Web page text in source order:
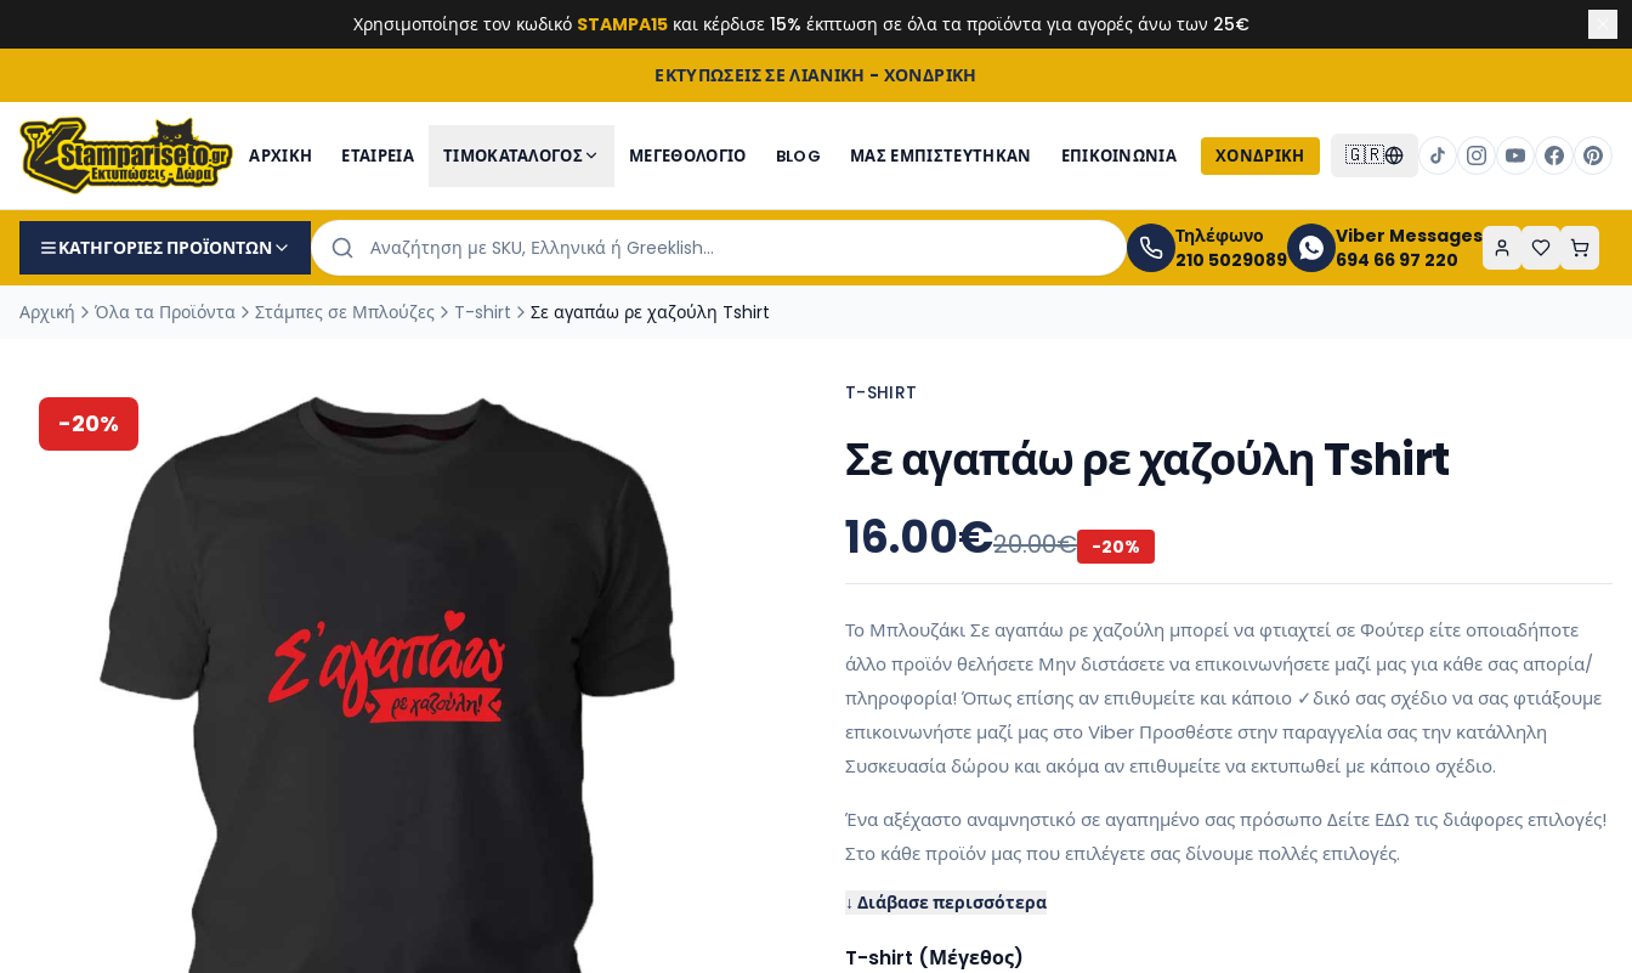
Χρησιμοποίησε τον κωδικό STAMPA15 και κέρδισε 15% έκπτωση σε όλα τα προϊόντα για αγορές άνω των 25€
ΕΚΤΥΠΩΣΕΙΣ ΣΕ ΛΙΑΝΙΚΗ - ΧΟΝΔΡΙΚΗ
ΑΡΧΙΚΗ ΕΤΑΙΡΕΙΑ ΤΙΜΟΚΑΤΑΛΟΓΟΣ ΜΕΓΕΘΟΛΟΓΙΟ BLOG ΜΑΣ ΕΜΠΙΣΤΕΎΤΗΚΑΝ ΕΠΙΚΟΙΝΩΝΙΑ ΧΟΝΔΡΙΚΉ 🇬🇷
ΚΑΤΗΓΟΡΙΕΣ ΠΡΟΪΟΝΤΩΝ
Τηλέφωνο
210 5029089
Viber Messages
694 66 97 220
Αρχική Όλα τα Προϊόντα Στάμπες σε Μπλούζες T-shirt Σε αγαπάω ρε χαζούλη Tshirt
-20%
T-SHIRT
Σε αγαπάω ρε χαζούλη Tshirt
16.00€20.00€ -20%
Το Μπλουζάκι Σε αγαπάω ρε χαζούλη μπορεί να φτιαχτεί σε Φούτερ είτε οποιαδήποτε
άλλο προϊόν θελήσετε Μην διστάσετε να επικοινωνήσετε μαζί μας για κάθε σας απορία/
πληροφορία! Όπως επίσης αν επιθυμείτε και κάποιο ✓δικό σας σχέδιο να σας φτιάξουμε
επικοινωνήστε μαζί μας στο Viber Προσθέστε στην παραγγελία σας την κατάλληλη
Συσκευασία δώρου και ακόμα αν επιθυμείτε να εκτυπωθεί με κάποιο σχέδιο.
Ένα αξέχαστο αναμνηστικό σε αγαπημένο σας πρόσωπο Δείτε ΕΔΩ τις διάφορες επιλογές!
Στο κάθε προϊόν μας που επιλέγετε σας δίνουμε πολλές επιλογές.
↓ Διάβασε περισσότερα
T-shirt (Μέγεθος)